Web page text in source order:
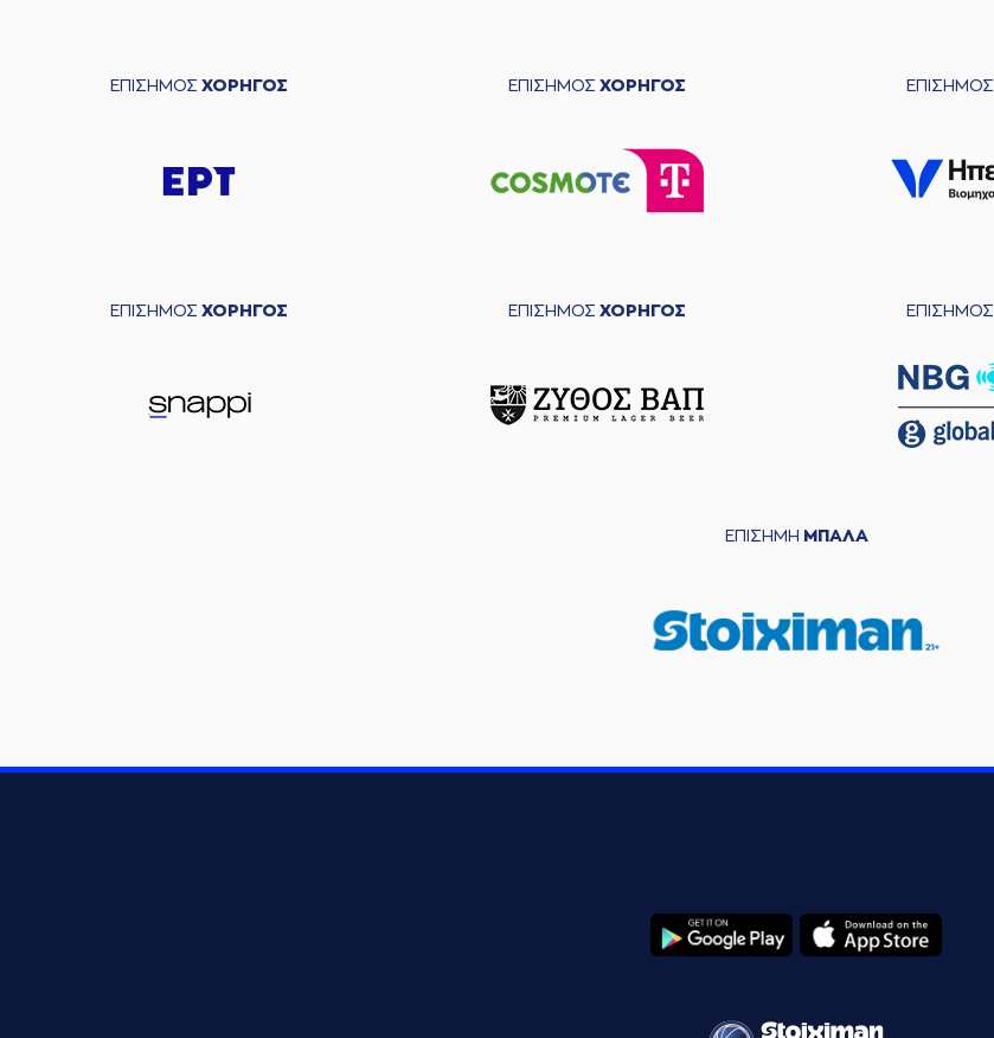
ΕΠΙΣΗΜΟΣ ΧΟΡΗΓΟΣ ΕΠΙΣΗΜΟΣ ΧΟΡΗΓΟΣ ΕΠΙΣΗΜΟΣ
ΕΠΙΣΗΜΟΣ ΧΟΡΗΓΟΣ ΕΠΙΣΗΜΟΣ ΧΟΡΗΓΟΣ ΕΠΙΣΗΜΟΣ
ΕΠΙΣΗΜΗ ΜΠΑΛΑ